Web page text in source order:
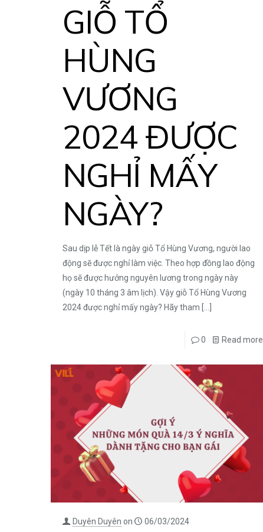
GIỖ TỔ
HÙNG
VƯƠNG
2024 ĐƯỢC
NGHỈ MẤY
NGÀY?
Sau dịp lễ Tết là ngày giỗ Tổ Hùng Vương, người lao
động sẽ được nghỉ làm việc. Theo hợp đồng lao động
họ sẽ được hưởng nguyên lương trong ngày này
(ngày 10 tháng 3 âm lịch). Vậy giỗ Tổ Hùng Vương
2024 được nghỉ mấy ngày? Hãy tham
0 Read more
Duyên Duyên on 06/03/2024